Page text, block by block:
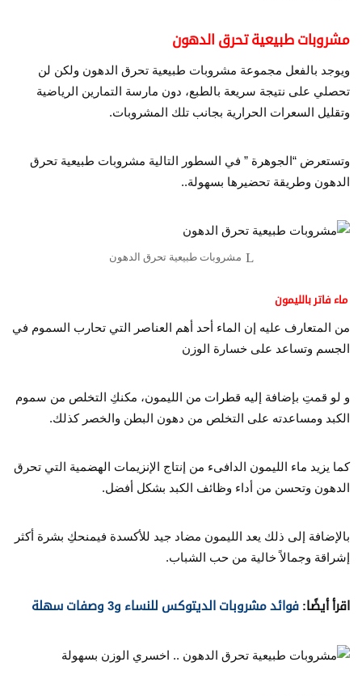
مشروبات طبيعية تحرق الدهون
ويوجد بالفعل مجموعة مشروبات طبيعية تحرق الدهون ولكن لن
تحصلي على نتيجة سريعة بالطبع، دون مارسة التمارين الرياضية
وتقليل السعرات الحرارية بجانب تلك المشروبات.
وتستعرض “الجوهرة ” في السطور التالية مشروبات طبيعية تحرق
الدهون وطريقة تحضيرها بسهولة..
مشروبات طبيعية تحرق الدهون
ماء فاتر بالليمون
من المتعارف عليه إن الماء أحد أهم العناصر التي تحارب السموم في
الجسم وتساعد على خسارة الوزن
و لو قمتِ بإضافة إليه قطرات من الليمون، مكنكِ التخلص من سموم
الكبد ومساعدته على التخلص من دهون البطن والخصر كذلك.
كما يزيد ماء الليمون الدافىء من إنتاج الإنزيمات الهضمية التي تحرق
الدهون وتحسن من أداء وظائف الكبد بشكل أفضل.
بالإضافة إلى ذلك يعد الليمون مضاد جيد للأكسدة فيمنحكِ بشرة أكثر
إشراقة وجمالاً خالية من حب الشباب.
اقرأ أيضًا: فوائد مشروبات الديتوكس للنساء و3 وصفات سهلة